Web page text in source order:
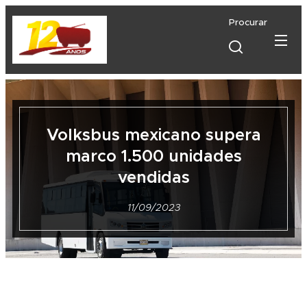
Procurar
Volksbus mexicano supera
marco 1.500 unidades
vendidas
11/09/2023